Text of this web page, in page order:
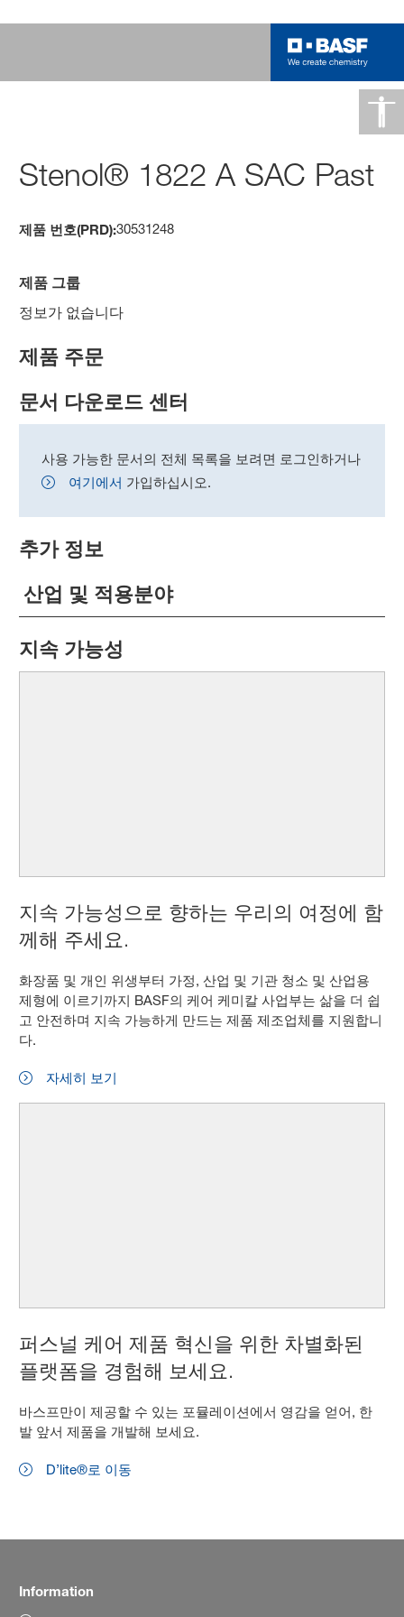
Stenol® 1822 A SAC Past
제품 번호(PRD):30531248
제품 그룹
정보가 없습니다
제품 주문
문서 다운로드 센터
사용 가능한 문서의 전체 목록을 보려면 로그인하거나
여기에서 가입하십시오.
추가 정보
산업 및 적용분야
지속 가능성
지속 가능성으로 향하는 우리의 여정에 함
께해 주세요.
화장품 및 개인 위생부터 가정, 산업 및 기관 청소 및 산업용
제형에 이르기까지 BASF의 케어 케미칼 사업부는 삶을 더 쉽
고 안전하며 지속 가능하게 만드는 제품 제조업체를 지원합니
다.
자세히 보기
퍼스널 케어 제품 혁신을 위한 차별화된
플랫폼을 경험해 보세요.
바스프만이 제공할 수 있는 포뮬레이션에서 영감을 얻어, 한
발 앞서 제품을 개발해 보세요.
D’lite®로 이동
Information